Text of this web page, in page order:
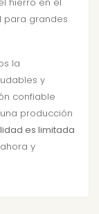
hierro en el
para grandes
la
y
confiable
producción
es limitada
ahora y